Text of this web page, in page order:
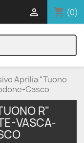
shopping_cart (0)

Aprilia "Tuono
Casco
R"
VASCA-